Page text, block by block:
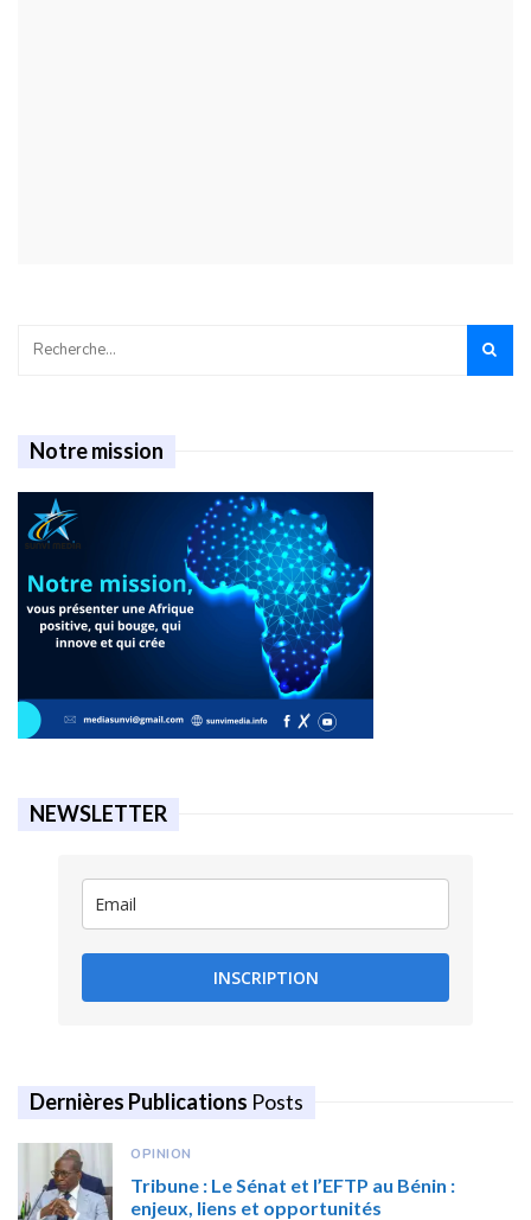
Notre mission
NEWSLETTER
INSCRIPTION
Dernières Publications Posts
OPINION
Tribune : Le Sénat et l’EFTP au Bénin :
enjeux, liens et opportunités